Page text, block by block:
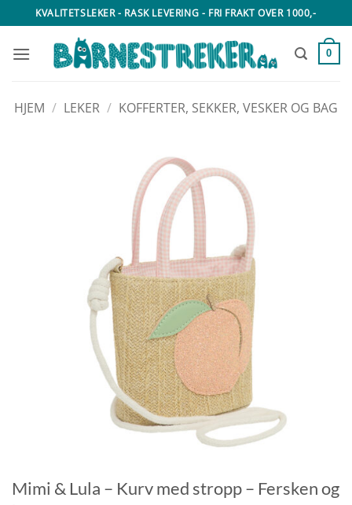
to
content
KVALITETSLEKER - RASK LEVERING - FRI FRAKT OVER 1000,-
0
HJEM / LEKER / KOFFERTER, SEKKER, VESKER OG BAG
Mimi & Lula – Kurv med stropp – Fersken og